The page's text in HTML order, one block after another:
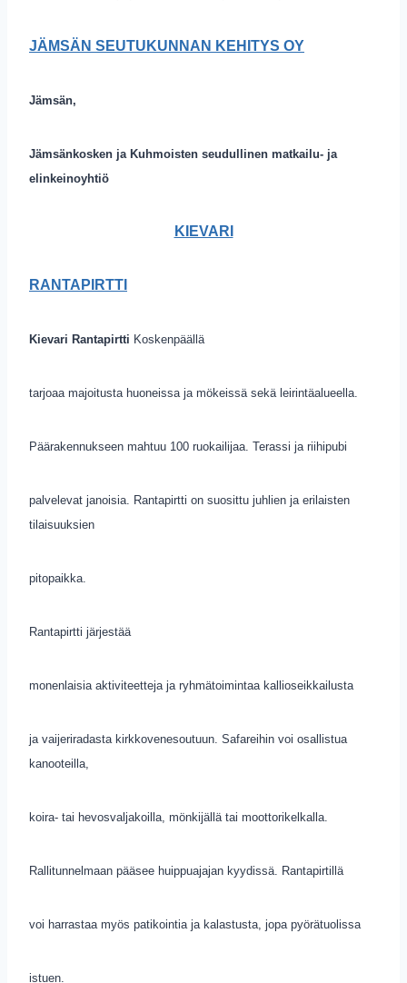
JÄMSÄN SEUTUKUNNAN KEHITYS OY
Jämsän,
Jämsänkosken ja Kuhmoisten seudullinen matkailu- ja
elinkeinoyhtiö
KIEVARI
RANTAPIRTTI
Kievari Rantapirtti Koskenpäällä
tarjoaa majoitusta huoneissa ja mökeissä sekä leirintäalueella.
Päärakennukseen mahtuu 100 ruokailijaa. Terassi ja riihipubi
palvelevat janoisia. Rantapirtti on suosittu juhlien ja erilaisten
tilaisuuksien
pitopaikka.
Rantapirtti järjestää
monenlaisia aktiviteetteja ja ryhmätoimintaa kallioseikkailusta
ja vaijeriradasta kirkkovenesoutuun. Safareihin voi osallistua
kanooteilla,
koira- tai hevosvaljakoilla, mönkijällä tai moottorikelkalla.
Rallitunnelmaan pääsee huippuajajan kyydissä. Rantapirtillä
voi harrastaa myös patikointia ja kalastusta, jopa pyörätuolissa
istuen.